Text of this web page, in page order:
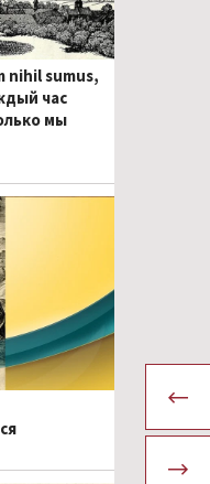
nihil sumus,
час
мы